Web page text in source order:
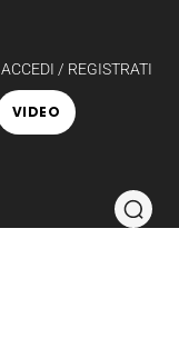
ACCEDI / REGISTRATI
VIDEO